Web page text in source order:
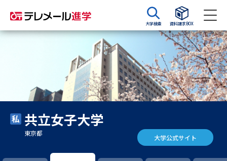
大学検索 資料請求BOX
資料請求 資料検索
大学・短大の資料種類から請求
大学パンフ
大学入学共通テスト利用選抜の
共立女子大学
東京都 大学公式サイト